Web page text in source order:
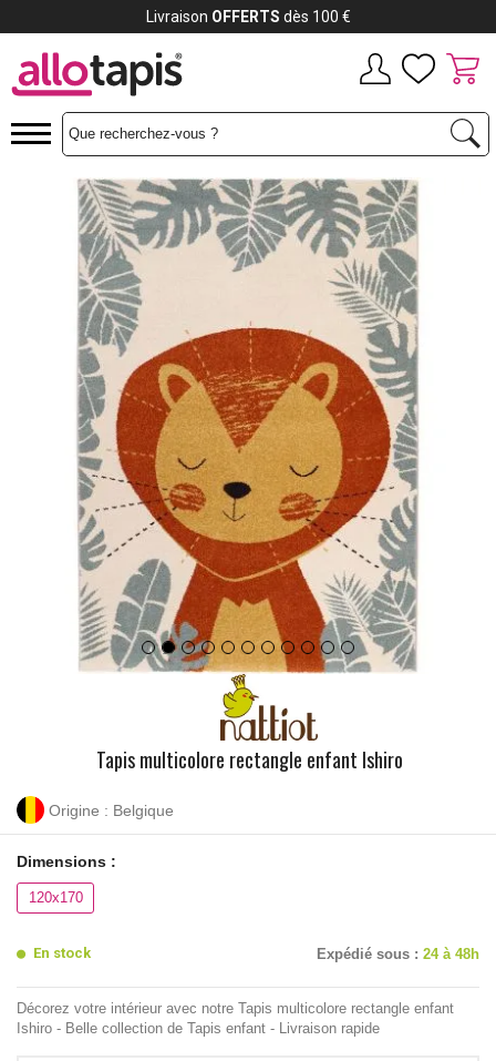
Tapis multicolore rectangle enfant Ishiro
Origine : Belgique
Dimensions :
120x170
En stock Expédié sous : 24 à 48h
Décorez votre intérieur avec notre Tapis multicolore rectangle enfant
Ishiro - Belle collection de Tapis enfant - Livraison rapide
Payez jusqu'à12x